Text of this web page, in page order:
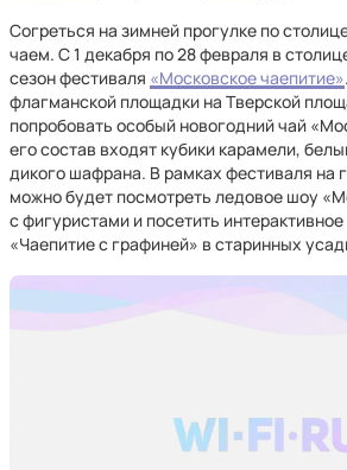
Согреться на зимней прогулке по
чаем. С 1 декабря по 28 февраля в
сезон фестиваля «Московское чаепитие»
флагманской площадки на Тверской
попробовать особый новогодний чай
его состав входят кубики карамели,
дикого шафрана. В рамках фестиваля на
можно будет посмотреть ледовое шоу
с фигуристами и посетить
«Чаепитие с графиней» в старинных